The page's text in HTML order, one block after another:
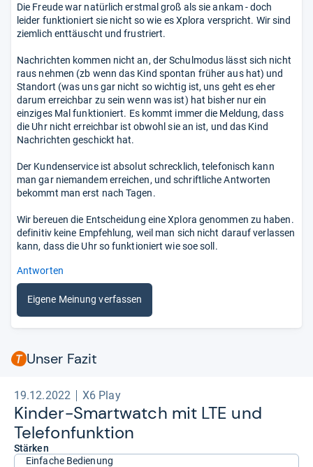
Die Freude war natürlich erstmal groß als sie ankam - doch
leider funktioniert sie nicht so wie es Xplora verspricht. Wir sind
ziemlich enttäuscht und frustriert.
Nachrichten kommen nicht an, der Schulmodus lässt sich nicht
raus nehmen (zb wenn das Kind spontan früher aus hat) und
Standort (was uns gar nicht so wichtig ist, uns geht es eher
darum erreichbar zu sein wenn was ist) hat bisher nur ein
einziges Mal funktioniert. Es kommt immer die Meldung, dass
die Uhr nicht erreichbar ist obwohl sie an ist, und das Kind
Nachrichten geschickt hat.
Der Kundenservice ist absolut schrecklich, telefonisch kann
man gar niemandem erreichen, und schriftliche Antworten
bekommt man erst nach Tagen.
Wir bereuen die Entscheidung eine Xplora genommen zu haben.
definitiv keine Empfehlung, weil man sich nicht darauf verlassen
kann, dass die Uhr so funktioniert wie soe soll.
Antworten
Eigene Meinung verfassen
Unser Fazit
19.12.2022 X6 Play
Kin­der-​Smart­watch mit LTE und
Tele­fon­funk­tion
Stärken
Einfache Bedienung